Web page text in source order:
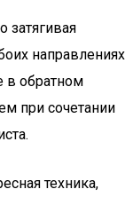
затягивая
направлениях
в обратном
при сочетании
техника,